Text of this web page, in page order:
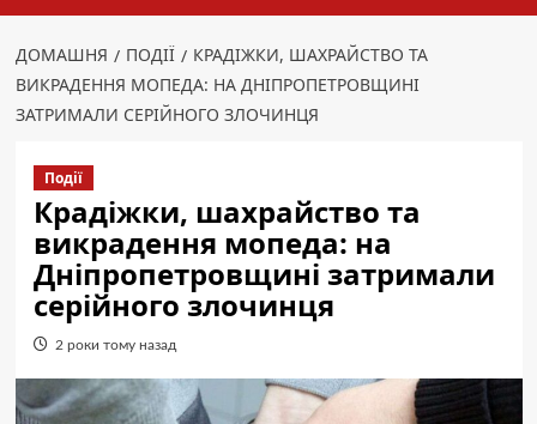
ДОМАШНЯ ПОДІЇ
КРАДІЖКИ, ШАХРАЙСТВО ТА
ВИКРАДЕННЯ МОПЕДА: НА ДНІПРОПЕТРОВЩИНІ
ЗАТРИМАЛИ СЕРІЙНОГО ЗЛОЧИНЦЯ
Події
Крадіжки, шахрайство та
викрадення мопеда: на
Дніпропетровщині затримали
серійного злочинця
2 роки тому назад